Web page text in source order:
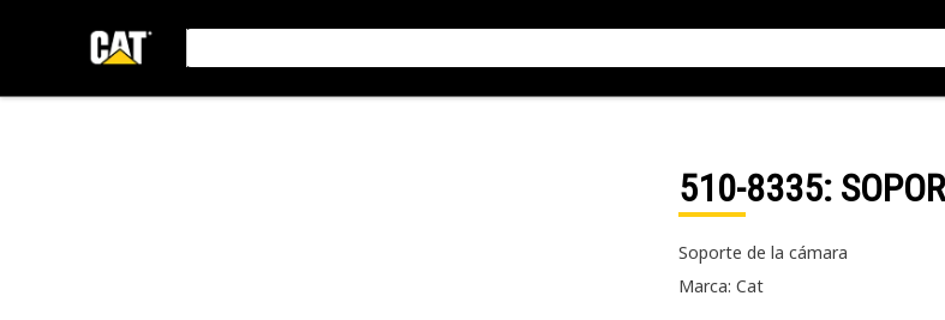
510-8335:
Soporte de la cámara
Marca: Cat